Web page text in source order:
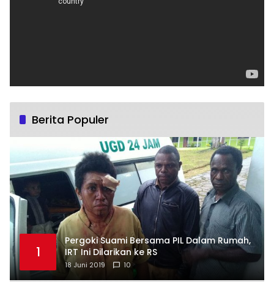
Berita Populer
1
Pergoki Suami Bersama PIL Dalam Rumah,
IRT Ini Dilarikan ke RS
18 Juni 2019 10